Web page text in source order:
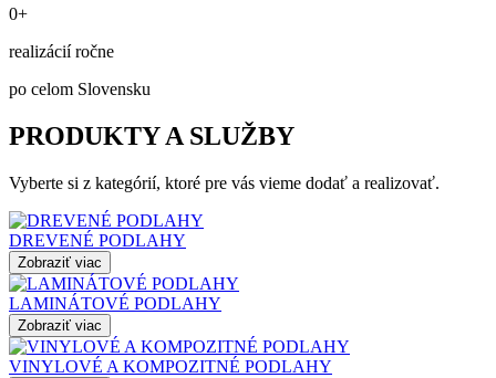
0+
realizácií ročne
po celom Slovensku
PRODUKTY A SLUŽBY
Vyberte si z kategórií, ktoré pre vás vieme dodať a realizovať.
DREVENÉ PODLAHY
Zobraziť viac
LAMINÁTOVÉ PODLAHY
Zobraziť viac
VINYLOVÉ A KOMPOZITNÉ PODLAHY